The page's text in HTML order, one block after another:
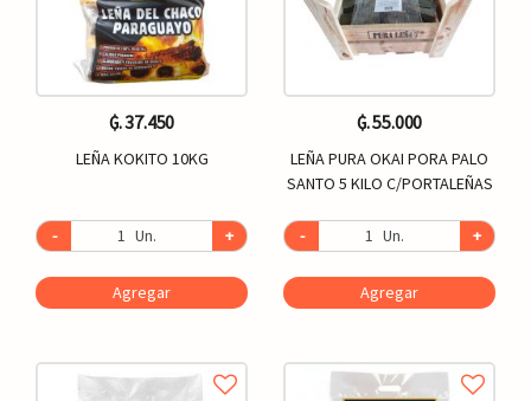
₲. 37.450
LEÑA KOKITO 10KG
- Un. +
Agregar
₲. 55.000
LEÑA PURA OKAI PORA PALO
SANTO 5 KILO C/PORTALEÑAS
- Un. +
Agregar